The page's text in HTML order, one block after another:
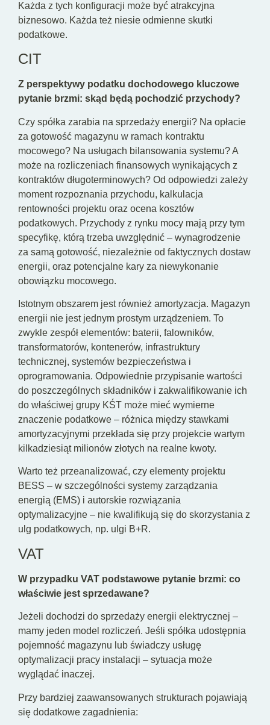
Każda z tych konfiguracji może być atrakcyjna
biznesowo. Każda też niesie odmienne skutki
podatkowe.
CIT
Z perspektywy podatku dochodowego kluczowe
pytanie brzmi: skąd będą pochodzić przychody?
Czy spółka zarabia na sprzedaży energii? Na opłacie
za gotowość magazynu w ramach kontraktu
mocowego? Na usługach bilansowania systemu? A
może na rozliczeniach finansowych wynikających z
kontraktów długoterminowych? Od odpowiedzi zależy
moment rozpoznania przychodu, kalkulacja
rentowności projektu oraz ocena kosztów
podatkowych. Przychody z rynku mocy mają przy tym
specyfikę, którą trzeba uwzględnić – wynagrodzenie
za samą gotowość, niezależnie od faktycznych dostaw
energii, oraz potencjalne kary za niewykonanie
obowiązku mocowego.
Istotnym obszarem jest również amortyzacja. Magazyn
energii nie jest jednym prostym urządzeniem. To
zwykle zespół elementów: baterii, falowników,
transformatorów, kontenerów, infrastruktury
technicznej, systemów bezpieczeństwa i
oprogramowania. Odpowiednie przypisanie wartości
do poszczególnych składników i zakwalifikowanie ich
do właściwej grupy KŚT może mieć wymierne
znaczenie podatkowe – różnica między stawkami
amortyzacyjnymi przekłada się przy projekcie wartym
kilkadziesiąt milionów złotych na realne kwoty.
Warto też przeanalizować, czy elementy projektu
BESS – w szczególności systemy zarządzania
energią (EMS) i autorskie rozwiązania
optymalizacyjne – nie kwalifikują się do skorzystania z
ulg podatkowych, np. ulgi B+R.
VAT
W przypadku VAT podstawowe pytanie brzmi: co
właściwie jest sprzedawane?
Jeżeli dochodzi do sprzedaży energii elektrycznej –
mamy jeden model rozliczeń. Jeśli spółka udostępnia
pojemność magazynu lub świadczy usługę
optymalizacji pracy instalacji – sytuacja może
wyglądać inaczej.
Przy bardziej zaawansowanych strukturach pojawiają
się dodatkowe zagadnienia: